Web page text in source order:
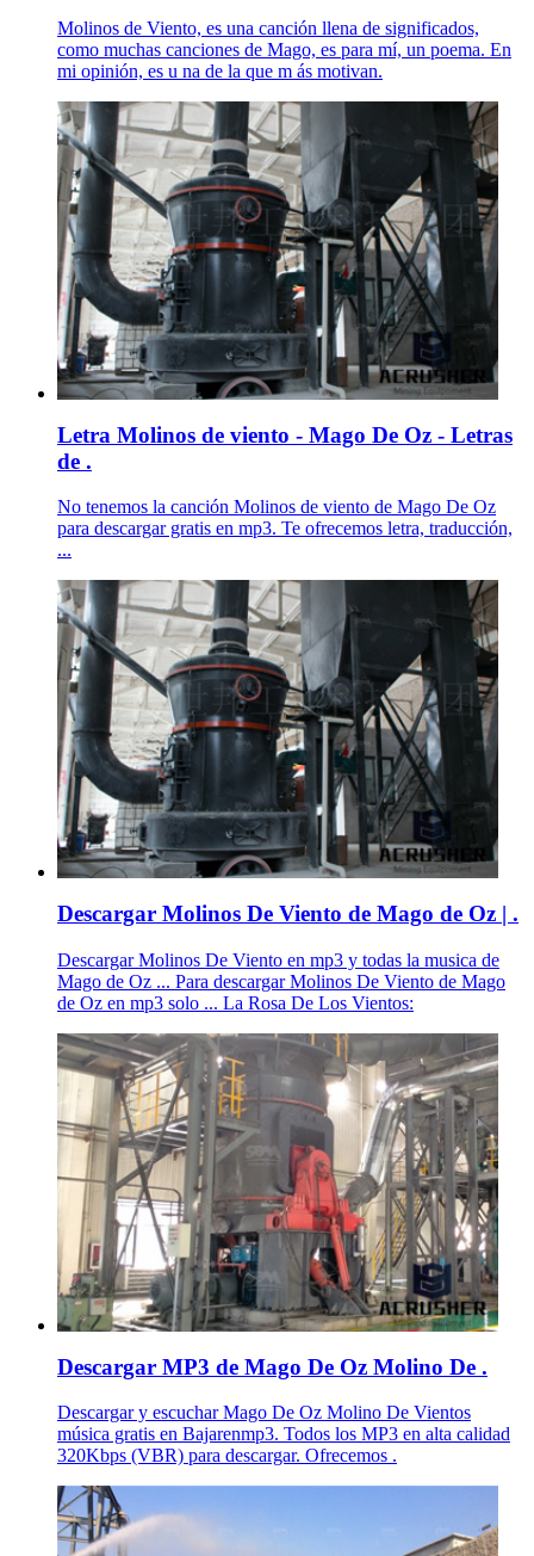
Molinos de Viento, es una canción llena de significados,
como muchas canciones de Mago, es para mí, un poema. En
mi opinión, es u na de la que m ás motivan.
Letra Molinos de viento - Mago De Oz - Letras
de .
No tenemos la canción Molinos de viento de Mago De Oz
para descargar gratis en mp3. Te ofrecemos letra, traducción,
...
Descargar Molinos De Viento de Mago de Oz | .
Descargar Molinos De Viento en mp3 y todas la musica de
Mago de Oz ... Para descargar Molinos De Viento de Mago
de Oz en mp3 solo ... La Rosa De Los Vientos:
Descargar MP3 de Mago De Oz Molino De .
Descargar y escuchar Mago De Oz Molino De Vientos
música gratis en Bajarenmp3. Todos los MP3 en alta calidad
320Kbps (VBR) para descargar. Ofrecemos .